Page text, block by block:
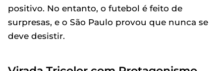
positivo. No entanto, o futebol é feito de
surpresas, e o São Paulo provou que nunca se
deve desistir.